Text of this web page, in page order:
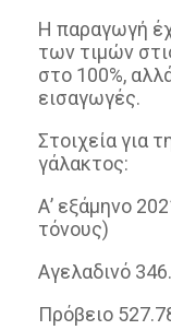
Η παραγωγή
των τιμών
στο 100%,
εισαγωγές.
Στοιχεία για
γάλακτος:
Α’ εξάμηνο
τόνους)
Αγελαδινό
Πρόβειο